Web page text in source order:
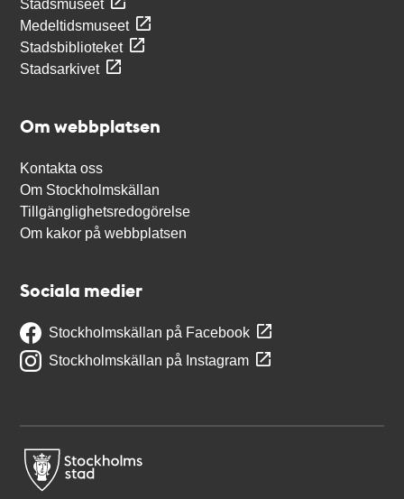
Stadsmuseet
Medeltidsmuseet
Stadsbiblioteket
Stadsarkivet
Om webbplatsen
Kontakta oss
Om Stockholmskällan
Tillgänglighetsredogörelse
Om kakor på webbplatsen
Sociala medier
Stockholmskällan på Facebook
Stockholmskällan på Instagram